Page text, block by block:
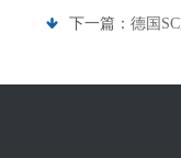
下一篇： 德国